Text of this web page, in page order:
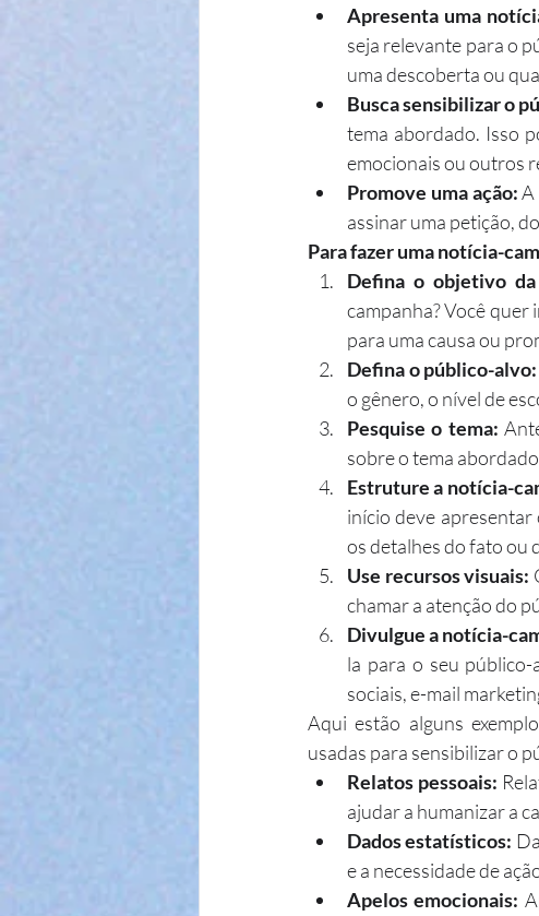
Apresenta uma
seja relevante para o
uma descoberta ou
Busca sensibilizar o
tema abordado. Isso
emocionais ou outros
Promove uma ação: A
assinar uma petição,
Para fazer uma notícia-
Defina o objetivo da
campanha? Você
para uma causa ou
Defina o público-alvo:
o gênero, o nível de
Pesquise o tema:
sobre o tema
Estruture a notícia-
início deve
os detalhes do fato ou
Use recursos visuais:
chamar a atenção do
Divulgue a notícia-
la para o seu público-
sociais, e-mail
Aqui estão alguns
usadas para sensibilizar o
Relatos pessoais:
ajudar a humanizar a
Dados estatísticos:
e a necessidade de
Apelos emocionais: